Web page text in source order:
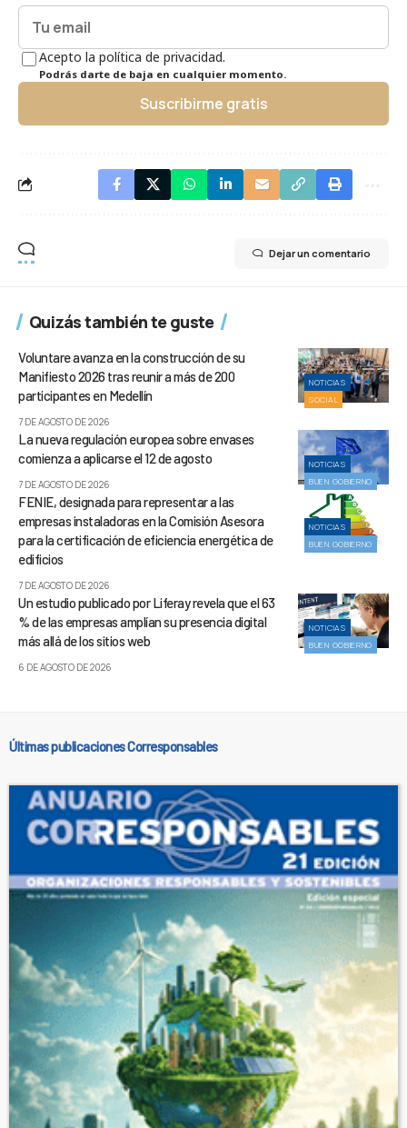
Acepto la política de privacidad.
Podrás darte de baja en cualquier momento.
Suscribirme gratis
Dejar un comentario
Quizás también te guste
NOTICIAS
SOCIAL
Voluntare avanza en la construcción de su
Manifiesto 2026 tras reunir a más de 200
participantes en Medellín
7 DE AGOSTO DE 2026
NOTICIAS
BUEN GOBIERNO
La nueva regulación europea sobre envases
comienza a aplicarse el 12 de agosto
7 DE AGOSTO DE 2026
NOTICIAS
BUEN GOBIERNO
FENIE, designada para representar a las
empresas instaladoras en la Comisión Asesora
para la certificación de eficiencia energética de
edificios
7 DE AGOSTO DE 2026
NOTICIAS
BUEN GOBIERNO
Un estudio publicado por Liferay revela que el 63
% de las empresas amplían su presencia digital
más allá de los sitios web
6 DE AGOSTO DE 2026
Últimas publicaciones Corresponsables